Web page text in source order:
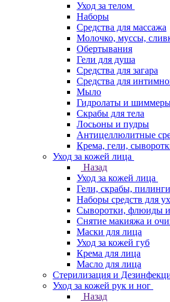
Уход за телом
Наборы
Средства для массажа
Молочко, муссы,
Обертывания
Гели для душа
Средства для загара
Средства для
Мыло
Гидролаты и
Скрабы для тела
Лосьоны и пудры
Антицеллюлитные
Крема, гели,
Уход за кожей лица
Назад
Уход за кожей лица
Гели, скрабы,
Наборы средств для
Сыворотки, флюиды
Снятие макияжа и
Маски для лица
Уход за кожей губ
Крема для лица
Масло для лица
Стерилизация и
Уход за кожей рук и ног
Назад